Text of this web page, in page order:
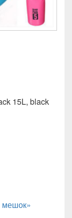
15L, black